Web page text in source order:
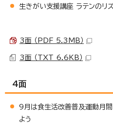
生きがい支援講座 ラテンのリ
3面 （PDF 5.3MB）
3面 （TXT 6.6KB）
4面
9月は食生活改善普及運動月
よう